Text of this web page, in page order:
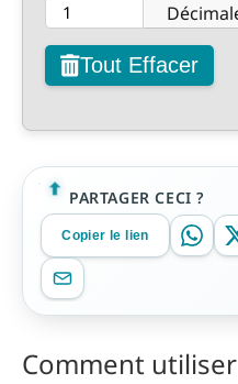
Tout Effacer
PARTAGER CECI ?
Copier le lien
Comment